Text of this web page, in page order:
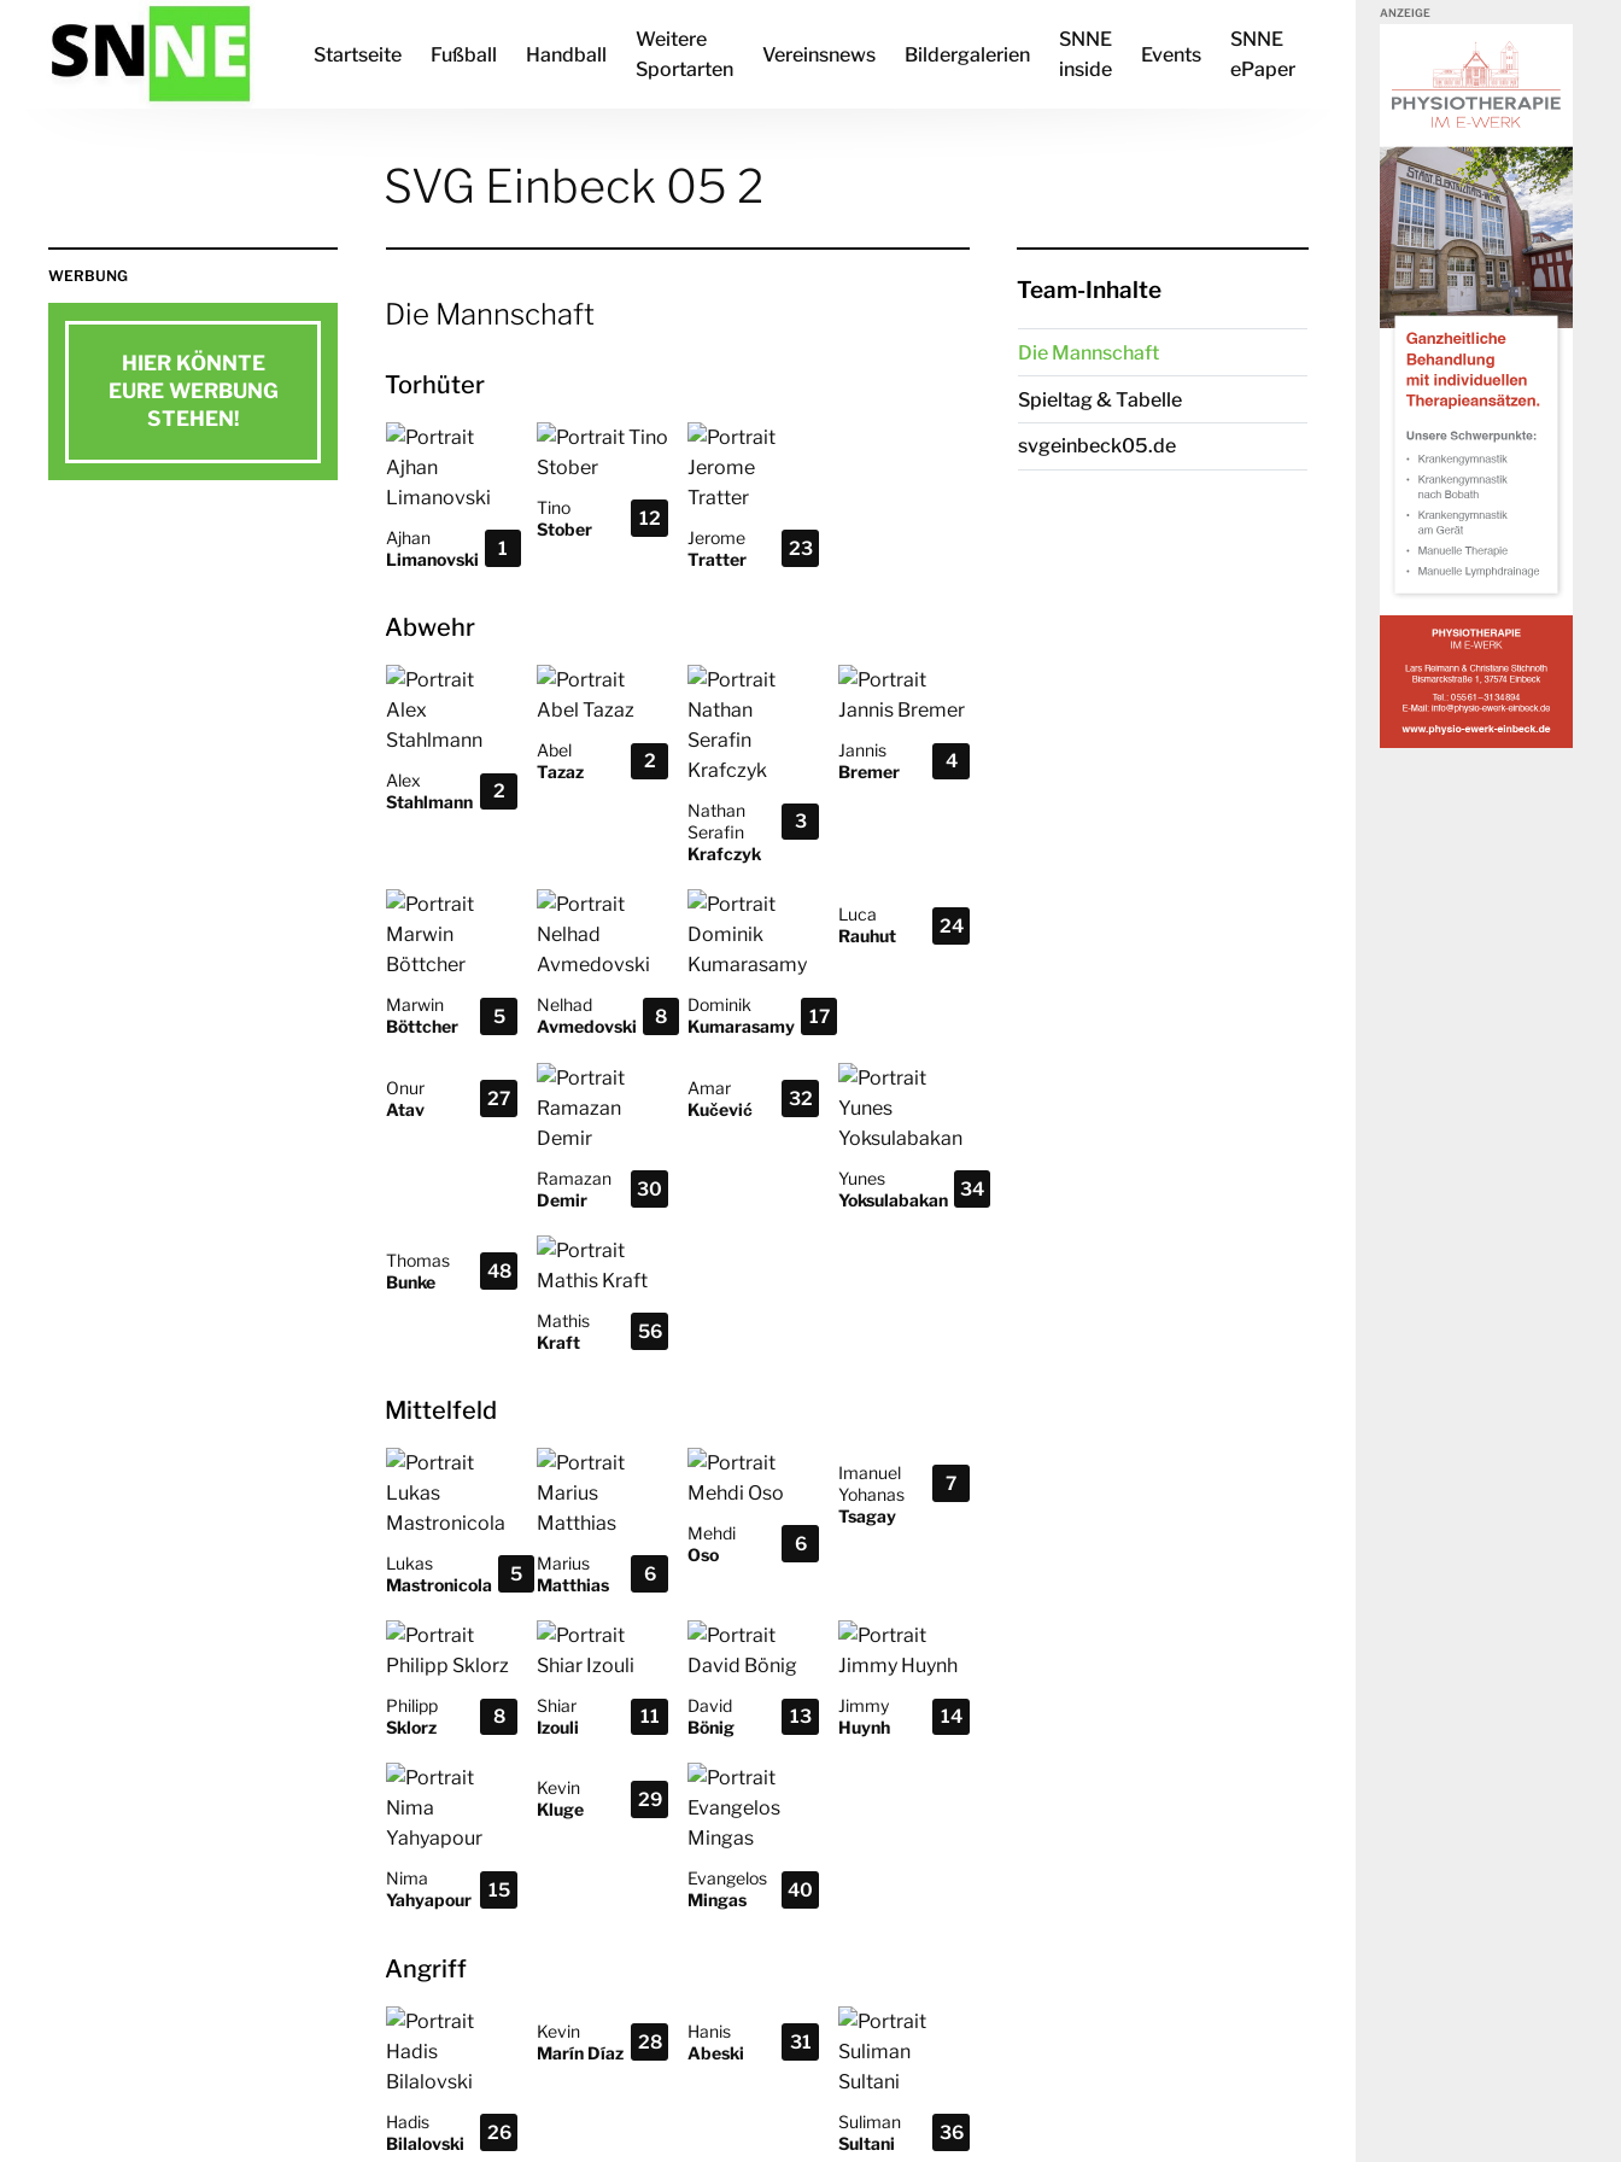
Startseite Fußball Handball
Weitere
Sportarten
Vereinsnews Bildergalerien
SNNE
inside
Events
SNNE
ePaper
SVG Einbeck 05 2
WERBUNG
HIER KÖNNTE
EURE WERBUNG
STEHEN!
Die Mannschaft
Torhüter
Ajhan
Limanovski
1
Tino
Stober
12
Jerome
Tratter
23
Abwehr
Alex
Stahlmann
2
Abel
Tazaz
2
Nathan
Serafin
Krafczyk
3
Jannis
Bremer
4
Marwin
Böttcher
5
Nelhad
Avmedovski
8
Dominik
Kumarasamy
17
Luca
Rauhut
24
Onur
Atav
27
Ramazan
Demir
30
Amar
Kučević
32
Yunes
Yoksulabakan 34
Thomas
Bunke
48
Mathis
Kraft
56
Mittelfeld
Lukas
Mastronicola
5
Marius
Matthias
6
Mehdi
Oso
6
Imanuel
Yohanas
Tsagay
7
Philipp
Sklorz
8
Shiar
Izouli
11
David
Bönig
13
Jimmy
Huynh
14
Nima
Yahyapour
15
Kevin
Kluge
29
Evangelos
Mingas
40
Angriff
Hadis
Bilalovski
26
Kevin
Marín Díaz
28
Hanis
Abeski
31
Suliman
Sultani
36
Team-Inhalte
Die Mannschaft
Spieltag & Tabelle
svgeinbeck05.de